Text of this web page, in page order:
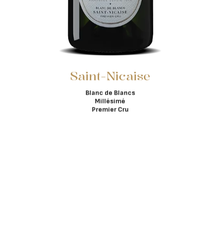
Saint-Nicaise
Blanc de Blancs
Millésimé
Premier Cru